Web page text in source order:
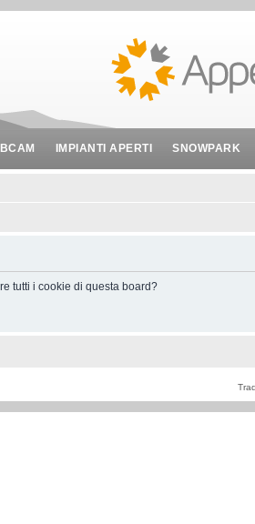
IMPIANTI APERTI SNOWPARK
tutti i cookie di questa board?